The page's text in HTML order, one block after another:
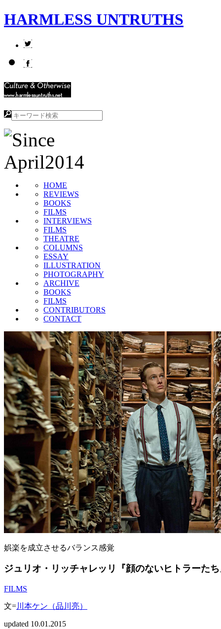
HARMLESS UNTRUTHS
HOME
REVIEWS
BOOKS
FILMS
INTERVIEWS
FILMS
THEATRE
COLUMNS
ESSAY
ILLUSTRATION
PHOTOGRAPHY
ARCHIVE
BOOKS
FILMS
CONTRIBUTORS
CONTACT
娯楽を成立させるバランス感覚
ジュリオ・リッチャレッリ『顔のないヒトラーた
FILMS
文=川本ケン（品川亮）
updated 10.01.2015